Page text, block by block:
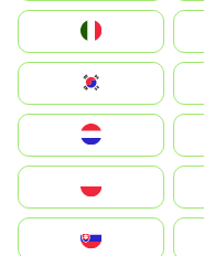
South Korea